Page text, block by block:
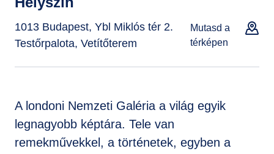
1013 Budapest, Ybl Miklós tér 2.
Testőrpalota, Vetítőterem
Mutasd a
térképen
A londoni Nemzeti Galéria a világ egyik
legnagyobb képtára. Tele van
remekművekkel, a történetek, egyben a